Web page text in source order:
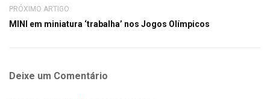
PRÓXIMO ARTIGO
MINI em miniatura ‘trabalha’ nos Jogos Olímpicos
Deixe um Comentário